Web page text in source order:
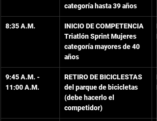
categoría hasta 39 años
8:35 A.M.
INICIO DE COMPETENCIA
Triatlón Sprint Mujeres
categoría mayores de 40
años
9:45 A.M. -
11:00 A.M.
RETIRO DE BICICLESTAS
del parque de bicicletas
(debe hacerlo el
competidor)